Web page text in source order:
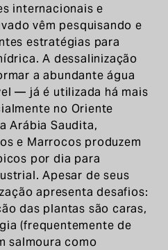
internacionais e
vêm pesquisando e
estratégias para
A dessalinização
a abundante água
— já é utilizada há mais
no Oriente
Arábia Saudita,
e Marrocos produzem
por dia para
Apesar de seus
apresenta desafios:
das plantas são caras,
(frequentemente de
salmoura como